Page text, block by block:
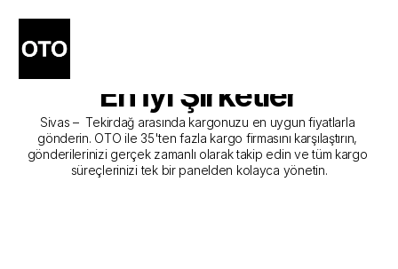
Sivas - Tekirdağ Kargo
Gönderim Hizmeti Sunan
En İyi Şirketler
Sivas –  Tekirdağ arasında kargonuzu en uygun fiyatlarla
gönderin. OTO ile 35'ten fazla kargo firmasını karşılaştırın,
gönderilerinizi gerçek zamanlı olarak takip edin ve tüm kargo
süreçlerinizi tek bir panelden kolayca yönetin.